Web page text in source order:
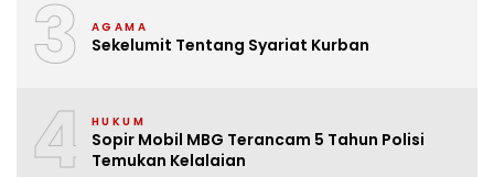
3 AGAMA
Sekelumit Tentang Syariat Kurban
4 HUKUM
Sopir Mobil MBG Terancam 5 Tahun Polisi
Temukan Kelalaian